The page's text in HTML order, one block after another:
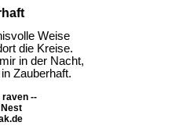
Weise
die Kreise.
in der Nacht,
Zauberhaft.
raven --
Nest